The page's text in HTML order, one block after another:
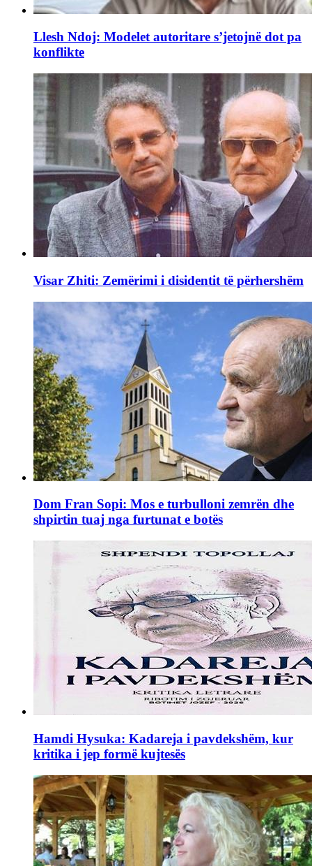
Llesh Ndoj: Modelet autoritare s’jetojnë dot pa
konflikte
Visar Zhiti: Zemërimi i disidentit të përhershëm
Dom Fran Sopi: Mos e turbulloni zemrën dhe
shpirtin tuaj nga furtunat e botës
Hamdi Hysuka: Kadareja i pavdekshëm, kur
kritika i jep formë kujtesës